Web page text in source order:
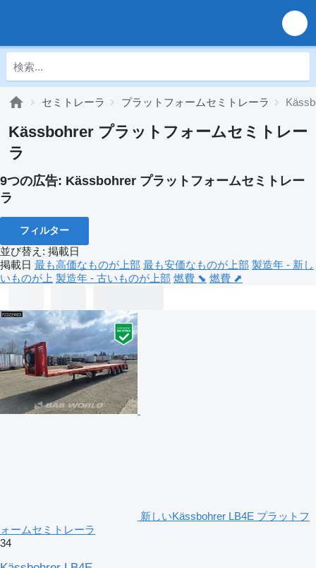
セミトレーラ プラットフォームセミトレーラ
Kässbohrer プラットフォームセミトレー
ラ
9つの広告: Kässbohrer プラットフォームセミトレー
ラ
フィルター
並び替え : 掲載日
掲載日 最も高価なものが上部 最も安価なものが上部 製造年 - 新し
いものが上 製造年 - 古いものが上部 燃費 ⬊ 燃費 ⬈
新しいKässbohrer LB4E プラットフ
ォームセミトレーラ
34